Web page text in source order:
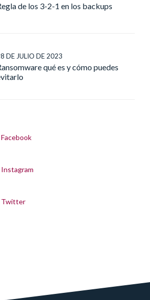
de los 3-2-1 en los backups
DE JULIO DE 2023
qué es y cómo puedes
Twitter